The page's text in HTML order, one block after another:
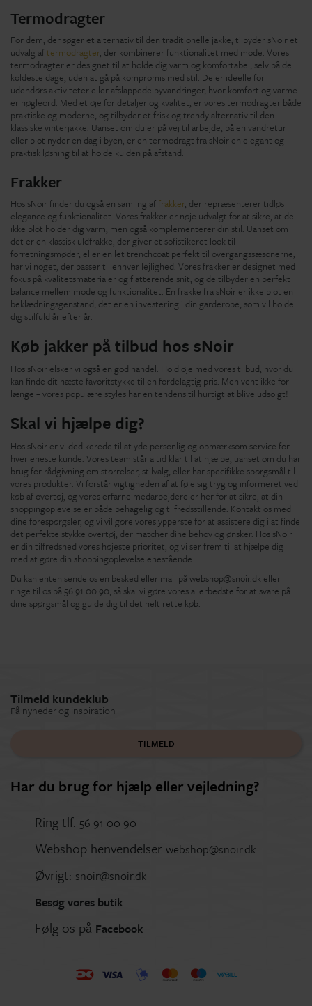
Termodragter
For dem, der søger et alternativ til den traditionelle jakke, tilbyder sNoir et
udvalg aftermodragter, der kombinerer funktionalitet med mode. Vores
termodragter er designet til at holde dig varm og komfortabel, selv på de
koldeste dage, uden at gå på kompromis med stil. De er ideelle for
udendørs aktiviteter eller afslappede byvandringer, hvor komfort og varme
er nøgleord. Med et øje for detaljer og kvalitet, er vores termodragter både
praktiske og moderne, og tilbyder et frisk og trendy alternativ til den
klassiske vinterjakke. Uanset om du er på vej til arbejde, på en vandretur
eller blot nyder en dag i byen, er en termodragt fra sNoir en elegant og
praktisk løsning til at holde kulden på afstand.
Frakker
Hos sNoir finder du også en samling affrakker, der repræsenterer tidløs
elegance og funktionalitet. Vores frakker er nøje udvalgt for at sikre, at de
ikke blot holder dig varm, men også komplementerer din stil. Uanset om
det er en klassisk uldfrakke, der giver et sofistikeret look til
forretningsmøder, eller en let trenchcoat perfekt til overgangssæsonerne,
har vi noget, der passer til enhver lejlighed. Vores frakker er designet med
fokus på kvalitetsmaterialer og flatterende snit, og de tilbyder en perfekt
balance mellem mode og funktionalitet. En frakke fra sNoir er ikke blot en
beklædningsgenstand; det er en investering i din garderobe, som vil holde
dig stilfuld år efter år.
Køb jakker på tilbud hos sNoir
Hos sNoir elsker vi også en god handel. Hold øje med vores tilbud, hvor du
kan finde dit næste favoritstykke til en fordelagtig pris. Men vent ikke for
længe – vores populære styles har en tendens til hurtigt at blive udsolgt!
Skal vi hjælpe dig?
Hos sNoir er vi dedikerede til at yde personlig og opmærksom service for
hver eneste kunde. Vores team står altid klar til at hjælpe, uanset om du har
brug for rådgivning om størrelser, stilvalg, eller har specifikke spørgsmål til
vores produkter. Vi forstår vigtigheden af at føle sig tryg og informeret ved
køb af overtøj, og vores erfarne medarbejdere er her for at sikre, at din
shoppingoplevelse er både behagelig og tilfredsstillende. Kontakt os med
dine forespørgsler, og vi vil gøre vores ypperste for at assistere dig i at finde
det perfekte stykke overtøj, der matcher dine behov og ønsker. Hos sNoir
er din tilfredshed vores højeste prioritet, og vi ser frem til at hjælpe dig
med at gøre din shoppingoplevelse enestående.
Du kan enten sende os en besked eller mail på webshop@snoir.dk eller
ringe til os på 56 91 00 90, så skal vi gøre vores allerbedste for at svare på
dine spørgsmål og guide dig til det helt rette køb.
Tilmeld kundeklub
Få nyheder og inspiration
TILMELD
Har du brug for hjælp eller vejledning?
Ring tlf. 56 91 00 90
Webshop henvendelser webshop@snoir.dk
Øvrigt: snoir@snoir.dk
Besøg vores butik
Følg os på Facebook